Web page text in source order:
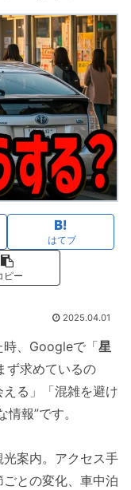
はてブ
ピー
2025.04.01
、Googleで「星
ず求めているの
る」「混雑を避け
報”です。
案内。アクセス手
との変化、車中泊